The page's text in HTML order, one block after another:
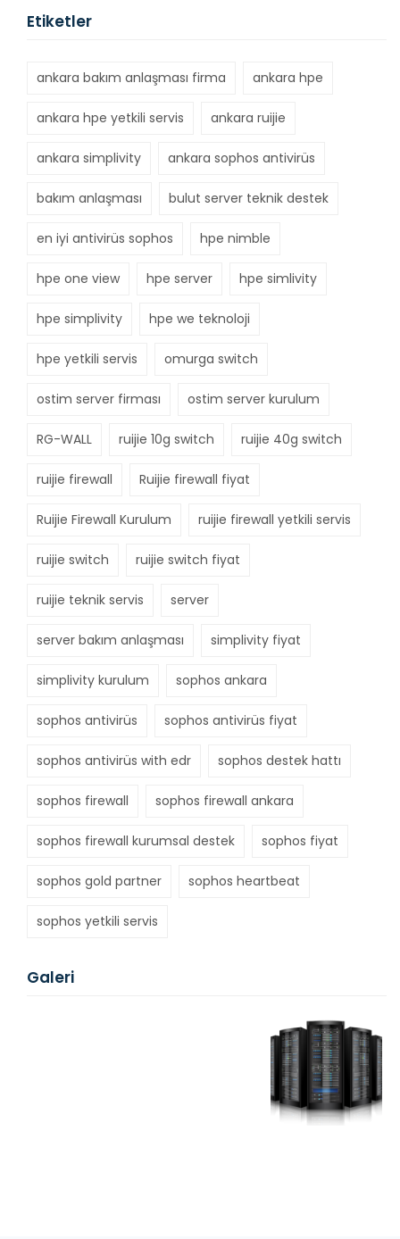
Etiketler
ankara bakım anlaşması firma ankara hpe
ankara hpe yetkili servis ankara ruijie
ankara simplivity ankara sophos antivirüs
bakım anlaşması bulut server teknik destek
en iyi antivirüs sophos hpe nimble
hpe one view hpe server hpe simlivity
hpe simplivity hpe we teknoloji
hpe yetkili servis omurga switch
ostim server firması ostim server kurulum
RG-WALL ruijie 10g switch ruijie 40g switch
ruijie firewall Ruijie firewall fiyat
Ruijie Firewall Kurulum ruijie firewall yetkili servis
ruijie switch ruijie switch fiyat
ruijie teknik servis server
server bakım anlaşması simplivity fiyat
simplivity kurulum sophos ankara
sophos antivirüs sophos antivirüs fiyat
sophos antivirüs with edr sophos destek hattı
sophos firewall sophos firewall ankara
sophos firewall kurumsal destek sophos fiyat
sophos gold partner sophos heartbeat
sophos yetkili servis
Galeri